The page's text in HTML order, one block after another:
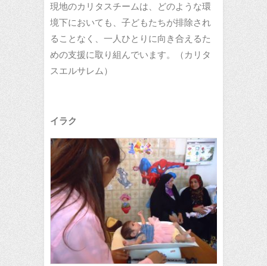
現地のカリタスチームは、どのような環
境下においても、子どもたちが排除され
ることなく、一人ひとりに向き合えるた
めの支援に取り組んでいます。（カリタ
スエルサレム）
イラク